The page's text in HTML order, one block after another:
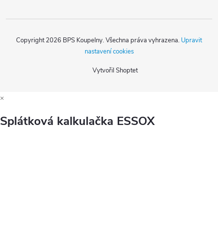
Vytvořil Shoptet
Copyright 2026 BPS Koupelny. Všechna práva vyhrazena. Upravit
nastavení cookies
×
Splátková kalkulačka ESSOX